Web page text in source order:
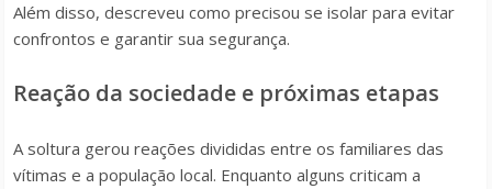
Além disso, descreveu como precisou se isolar para evitar
confrontos e garantir sua segurança.
Reação da sociedade e próximas etapas
A soltura gerou reações divididas entre os familiares das
vítimas e a população local. Enquanto alguns criticam a